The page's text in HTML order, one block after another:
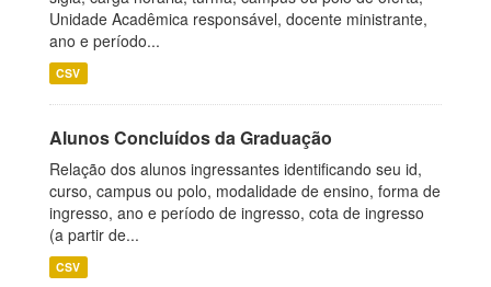
Unidade Acadêmica responsável, docente ministrante,
ano e período...
CSV
Alunos Concluídos da Graduação
Relação dos alunos ingressantes identificando seu id,
curso, campus ou polo, modalidade de ensino, forma de
ingresso, ano e período de ingresso, cota de ingresso
(a partir de...
CSV